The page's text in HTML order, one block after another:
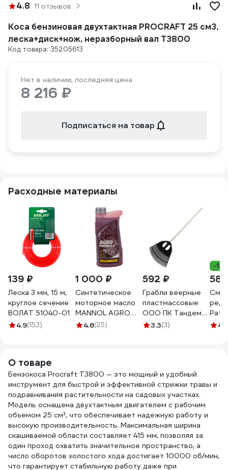
4.8 11 отзывов
Коса бензиновая двухтактная PROCRAFT 25 см3,
леска+диск+нож, неразборный вал T3800
Код товара: 35205613
Нет в наличии, последняя цена
8 216 ₽
Подписаться на товар
Расходные материалы
139 ₽
Леска 3 мм, 15 м,
круглое сечение
ВОЛАТ 51040-01
4.9(153)
1 000 ₽
Синтетическое
моторное масло
MANNOL AGRO
FORMULA S, 1 л
4.8(25)
592 ₽
Грабли веерные
пластмассовые
ООО ПК Тандем-
АГРО 23 зуба,
черенком Ф25мм
1200мм, 1 сорт
4670016437884
3.3(3)
-13%
AR-4.8
О товаре
Бензокоса Procraft T3800 — это мощный и удобный
инструмент для быстрой и эффективной стрижки травы и
подравнивания растительности на садовых участках.
Модель оснащена двухтактным двигателем с рабочим
объемом 25 см³, что обеспечивает надежную работу и
высокую производительность. Максимальная ширина
скашиваемой области составляет 415 мм, позволяя за
один проход охватить значительное пространство, а
число оборотов холостого хода достигает 10000 об/мин,
что гарантирует стабильную работу даже при